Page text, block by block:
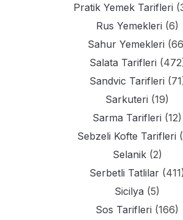
Pratik Yemek Tarifleri
Rus Yemekleri (6)
Sahur Yemekleri
Salata Tarifleri
Sandvic Tarifleri
Sarkuteri (19)
Sarma Tarifleri (12)
Sebzeli Kofte Tarifleri
Selanik(2)
Serbetli Tatlilar (411)
Sicilya (5)
Sos Tarifleri (166)